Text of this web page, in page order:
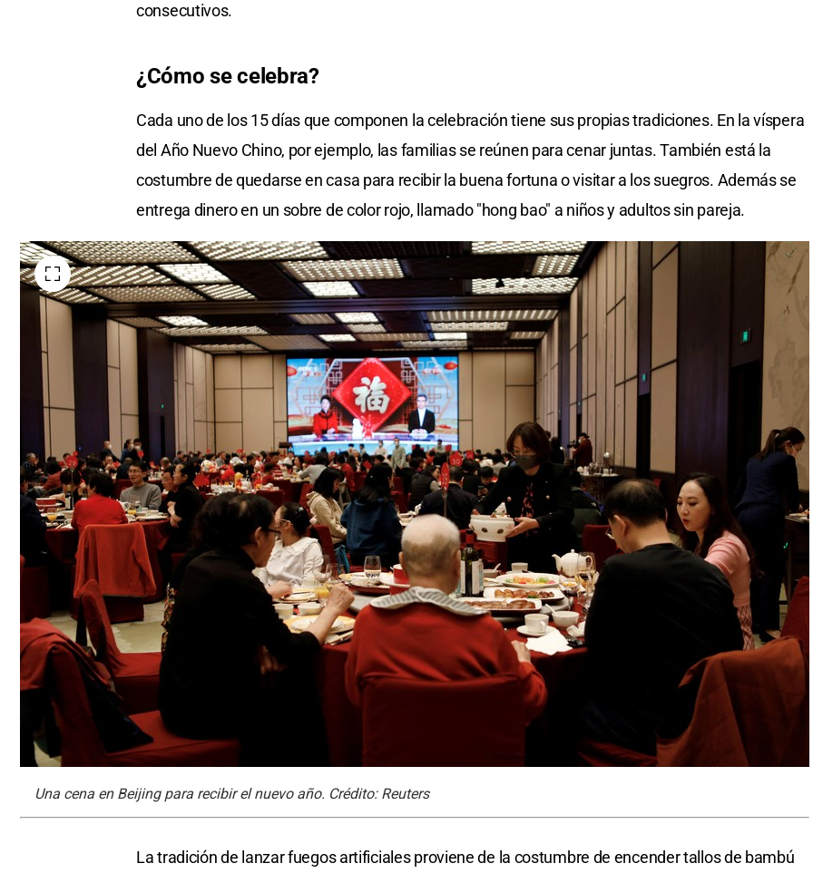
consecutivos.
¿Cómo se celebra?
Cada uno de los 15 días que componen la celebración tiene sus propias tradiciones. En la víspera
del Año Nuevo Chino, por ejemplo, las familias se reúnen para cenar juntas. También está la
costumbre de quedarse en casa para recibir la buena fortuna o visitar a los suegros. Además se
entrega dinero en un sobre de color rojo, llamado "hong bao" a niños y adultos sin pareja.
Una cena en Beijing para recibir el nuevo año. Crédito: Reuters
La tradición de lanzar fuegos artificiales proviene de la costumbre de encender tallos de bambú